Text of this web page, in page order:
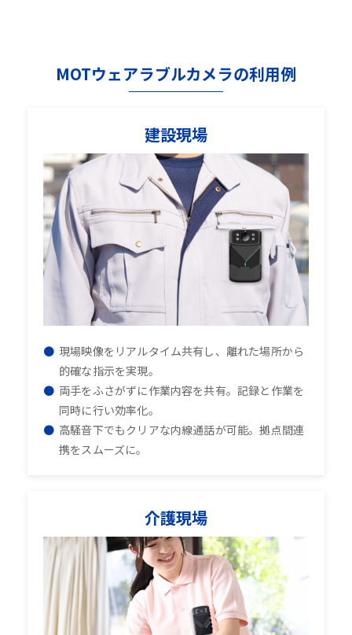
MOTウェアラブルカメラの利用例
建設現場
現場映像をリアルタイム共有し、離れた場所から
的確な指示を実現。
両手をふさがずに作業内容を共有。記録と作業を
同時に行い効率化。
高騒音下でもクリアな内線通話が可能。拠点間連
携をスムーズに。
介護現場